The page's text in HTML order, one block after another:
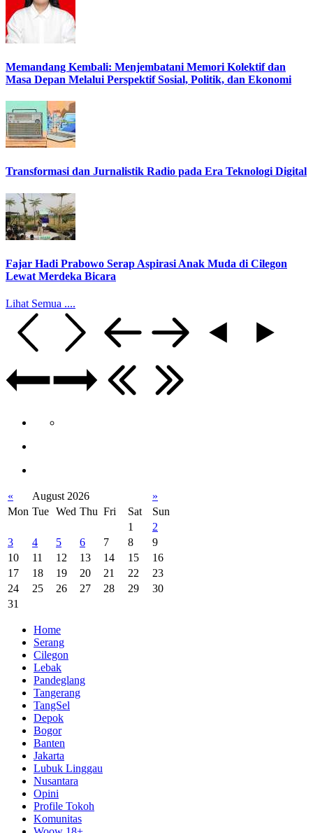
Memandang Kembali: Menjembatani Memori Kolektif dan
Masa Depan Melalui Perspektif Sosial, Politik, dan Ekonomi
Transformasi dan Jurnalistik Radio pada Era Teknologi Digital
Fajar Hadi Prabowo Serap Aspirasi Anak Muda di Cilegon
Lewat Merdeka Bicara
Lihat Semua ....
« August 2026
»
Mon Tue Wed Thu Fri Sat
Sun
1
2
3
4 5 6 7 8
9
10
11 12 13 14 15
16
17
18 19 20 21 22
23
24
25 26 27 28 29
30
31
Home
Serang
Cilegon
Lebak
Pandeglang
Tangerang
TangSel
Depok
Bogor
Banten
Jakarta
Lubuk Linggau
Nusantara
Opini
Profile Tokoh
Komunitas